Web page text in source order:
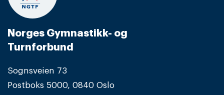
Norges Gymnastikk- og
Turnforbund
Sognsveien 73
Postboks 5000, 0840 Oslo